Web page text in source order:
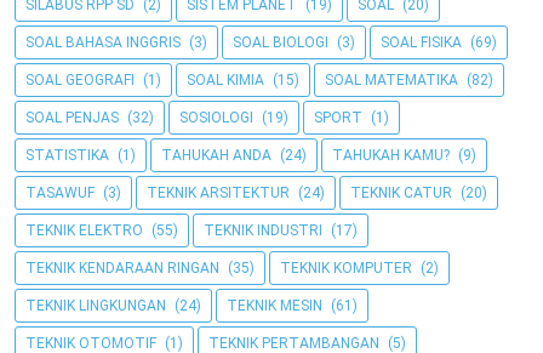
SILABUS RPP SD (2) SISTEM PLANET (19) SOAL (20)
SOAL BAHASA INGGRIS (3) SOAL BIOLOGI (3) SOAL FISIKA (69)
SOAL GEOGRAFI (1) SOAL KIMIA (15) SOAL MATEMATIKA (82)
SOAL PENJAS (32) SOSIOLOGI (19) SPORT (1)
STATISTIKA (1) TAHUKAH ANDA (24) TAHUKAH KAMU? (9)
TASAWUF (3) TEKNIK ARSITEKTUR (24) TEKNIK CATUR (20)
TEKNIK ELEKTRO (55) TEKNIK INDUSTRI (17)
TEKNIK KENDARAAN RINGAN (35) TEKNIK KOMPUTER (2)
TEKNIK LINGKUNGAN (24) TEKNIK MESIN (61)
TEKNIK OTOMOTIF (1) TEKNIK PERTAMBANGAN (5)